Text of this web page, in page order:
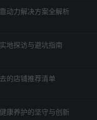
动力解决方案全解析
地探访与避坑指南
的店铺推荐清单
康养护的坚守与创新